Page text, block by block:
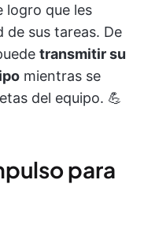
logro que les
de sus tareas. De
transmitir su
mientras se
del equipo. 💪
para